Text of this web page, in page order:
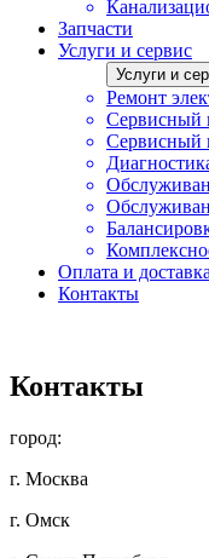
Запчасти
Услуги и сервис
Услуги и
Ремонт
Сервисный
Сервисный
Оплата и доставка
Контакты
Контакты
город:
г. Москва
г. Омск